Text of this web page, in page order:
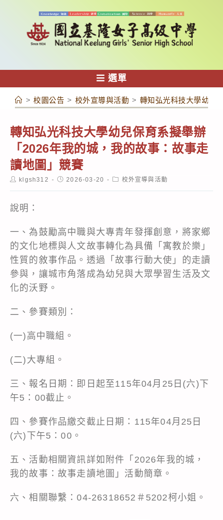
容
選單
> 校園公告 > 校外宣導與活動 > 轉知弘光科技大學幼兒
轉知弘光科技大學幼兒保育系擬舉辦
「2026年我的城，我的故事：故事走
讀地圖」競賽
Postklgsh312
Post2026-03-20
Post校外宣導與活動
說明：
一、為鼓勵高中職與大專青年發揮創意，將家鄉
的文化地標與人文故事轉化為具備「寓教於樂」
性質的敘事作品。透過「故事行動大使」的走讀
參與，讓城市角落成為幼兒與大眾學習生活及文
化的沃野。
二、參賽類別：
(一)高中職組。
(二)大專組。
三、報名日期：即日起至115年04月25日(六)下
午5：00截止。
四、參賽作品繳交截止日期：115年04月25日
(六)下午5：00。
五、活動相關資訊詳如附件「2026年我的城，
我的故事：故事走讀地圖」活動簡章。
六、相關聯繫：04-26318652＃5202柯小姐。